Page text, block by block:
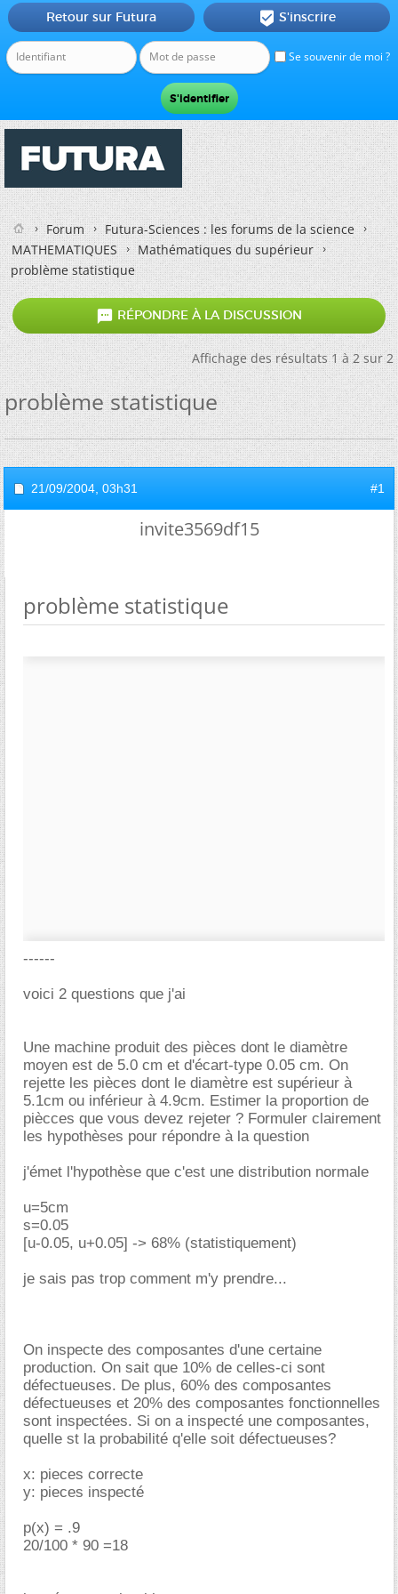
Se souvenir de moi ?
Retour sur Futura  S'inscrire
Forum
Futura-Sciences : les forums de la science
MATHEMATIQUES
Mathématiques du supérieur
problème statistique
 RÉPONDRE À LA DISCUSSION
Affichage des résultats 1 à 2 sur 2
problème statistique
21/09/2004, 03h31 #1
invite3569df15
problème statistique
------
voici 2 questions que j'ai
Une machine produit des pièces dont le diamètre
moyen est de 5.0 cm et d'écart-type 0.05 cm. On
rejette les pièces dont le diamètre est supérieur à
5.1cm ou inférieur à 4.9cm. Estimer la proportion de
piècces que vous devez rejeter ? Formuler clairement
les hypothèses pour répondre à la question
j'émet l'hypothèse que c'est une distribution normale
u=5cm
s=0.05
[u-0.05, u+0.05] -> 68% (statistiquement)
je sais pas trop comment m'y prendre...
On inspecte des composantes d'une certaine
production. On sait que 10% de celles-ci sont
défectueuses. De plus, 60% des composantes
défectueuses et 20% des composantes fonctionnelles
sont inspectées. Si on a inspecté une composantes,
quelle st la probabilité q'elle soit défectueuses?
x: pieces correcte
y: pieces inspecté
p(x) = .9
20/100 * 90 =18